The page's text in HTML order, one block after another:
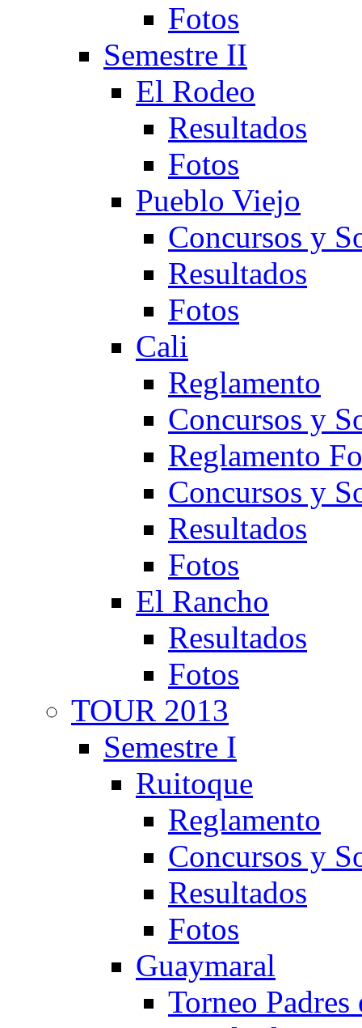
Fotos
Semestre II
El Rodeo
Resultados
Fotos
Pueblo Viejo
Concursos y
Resultados
Fotos
Cali
Reglamento
Concursos y
Reglamento
Concursos y
Resultados
Fotos
El Rancho
Resultados
Fotos
TOUR 2013
Semestre I
Ruitoque
Reglamento
Concursos y
Resultados
Fotos
Guaymaral
Torneo